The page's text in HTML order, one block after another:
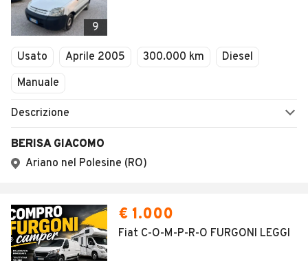
Camper
Veicoli Commerciali
Concessionari
9
Usato Aprile 2005 300.000 km
Diesel
Manuale
Descrizione
BERISA GIACOMO
Ariano nel Polesine (RO)
€ 1.000
Fiat C-O-M-P-R-O FURGONI LEGGI